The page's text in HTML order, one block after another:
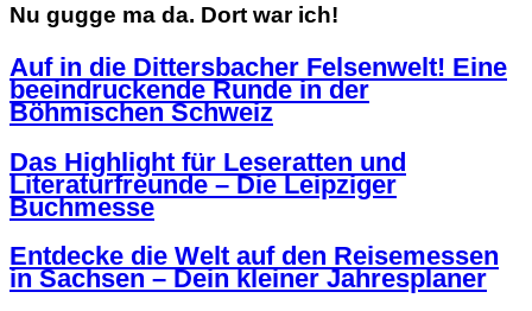
Nu gugge ma da. Dort war ich!
Auf in die Dittersbacher Felsenwelt! Eine
beeindruckende Runde in der
Böhmischen Schweiz
Das Highlight für Leseratten und
Literaturfreunde – Die Leipziger
Buchmesse
Entdecke die Welt auf den Reisemessen
in Sachsen – Dein kleiner Jahresplaner